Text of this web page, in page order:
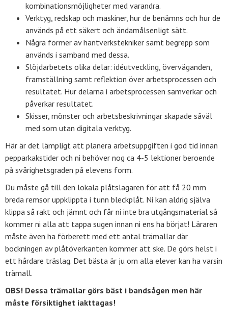
kombinationsmöjligheter med varandra.
Verktyg, redskap och maskiner, hur de benämns och hur de
används på ett säkert och ändamålsenligt sätt.
Några former av hantverkstekniker samt begrepp som
används i samband med dessa.
Slöjdarbetets olika delar: idéutveckling, överväganden,
framställning samt reflektion över arbetsprocessen och
resultatet. Hur delarna i arbetsprocessen samverkar och
påverkar resultatet.
Skisser, mönster och arbetsbeskrivningar skapade såväl
med som utan digitala verktyg.
Här är det lämpligt att planera arbetsuppgiften i god tid innan
pepparkakstider och ni behöver nog ca 4-5 lektioner beroende
på svårighetsgraden på elevens form.
Du måste gå till den lokala plåtslagaren för att få 20 mm
breda remsor uppklippta i tunn bleckplåt. Ni kan aldrig själva
klippa så rakt och jämnt och får ni inte bra utgångsmaterial så
kommer ni alla att tappa sugen innan ni ens ha börjat! Läraren
måste även ha förberett med ett antal trämallar där
bockningen av plåtöverkanten kommer att ske. De görs helst i
ett hårdare träslag. Det bästa är ju om alla elever kan ha varsin
trämall.
OBS! Dessa trämallar görs bäst i bandsågen men här
måste försiktighet iakttagas!